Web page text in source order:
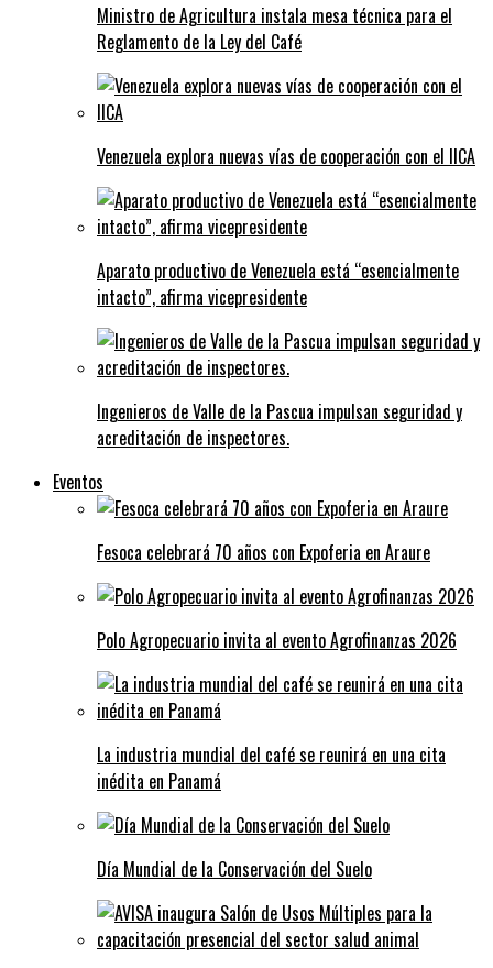
Ministro de Agricultura instala mesa técnica para el
Reglamento de la Ley del Café
Venezuela explora nuevas vías de cooperación con el IICA
Aparato productivo de Venezuela está “esencialmente
intacto”, afirma vicepresidente
Ingenieros de Valle de la Pascua impulsan seguridad y
acreditación de inspectores.
Eventos
Fesoca celebrará 70 años con Expoferia en Araure
Polo Agropecuario invita al evento Agrofinanzas 2026
La industria mundial del café se reunirá en una cita
inédita en Panamá
Día Mundial de la Conservación del Suelo